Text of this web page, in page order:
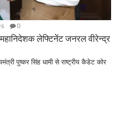
0
लेफ्टिनेंट जनरल वीरेन्द्र
पुष्कर सिंह धामी से राष्ट्रीय कैडेट कोर